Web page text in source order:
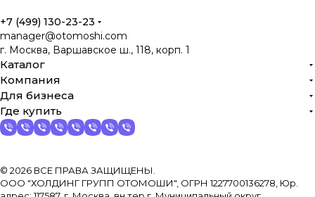
+7 (499) 130-23-23
manager@otomoshi.com
г. Москва, Варшавское ш., 118, корп. 1
Каталог
Компания
Для бизнеса
Где купить
© 2026 ВСЕ ПРАВА ЗАЩИЩЕНЫ.
ООО "ХОЛДИНГ ГРУПП ОТОМОШИ", ОГРН 1227700136278, Юр.